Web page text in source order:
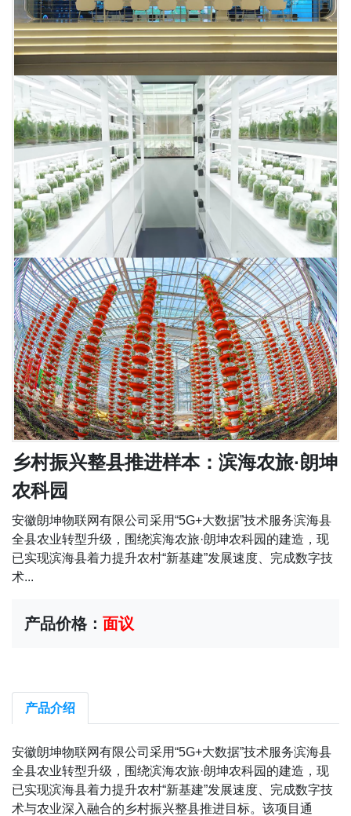
乡村振兴整县推进样本：滨海农旅·朗坤
农科园
安徽朗坤物联网有限公司采用“5G+大数据”技术服务滨海县
全县农业转型升级，围绕滨海农旅·朗坤农科园的建造，现
已实现滨海县着力提升农村“新基建”发展速度、完成数字技
术...
产品价格： 面议
产品介绍
安徽朗坤物联网有限公司采用“5G+大数据”技术服务滨海县
全县农业转型升级，围绕滨海农旅·朗坤农科园的建造，现
已实现滨海县着力提升农村“新基建”发展速度、完成数字技
术与农业深入融合的乡村振兴整县推进目标。该项目通